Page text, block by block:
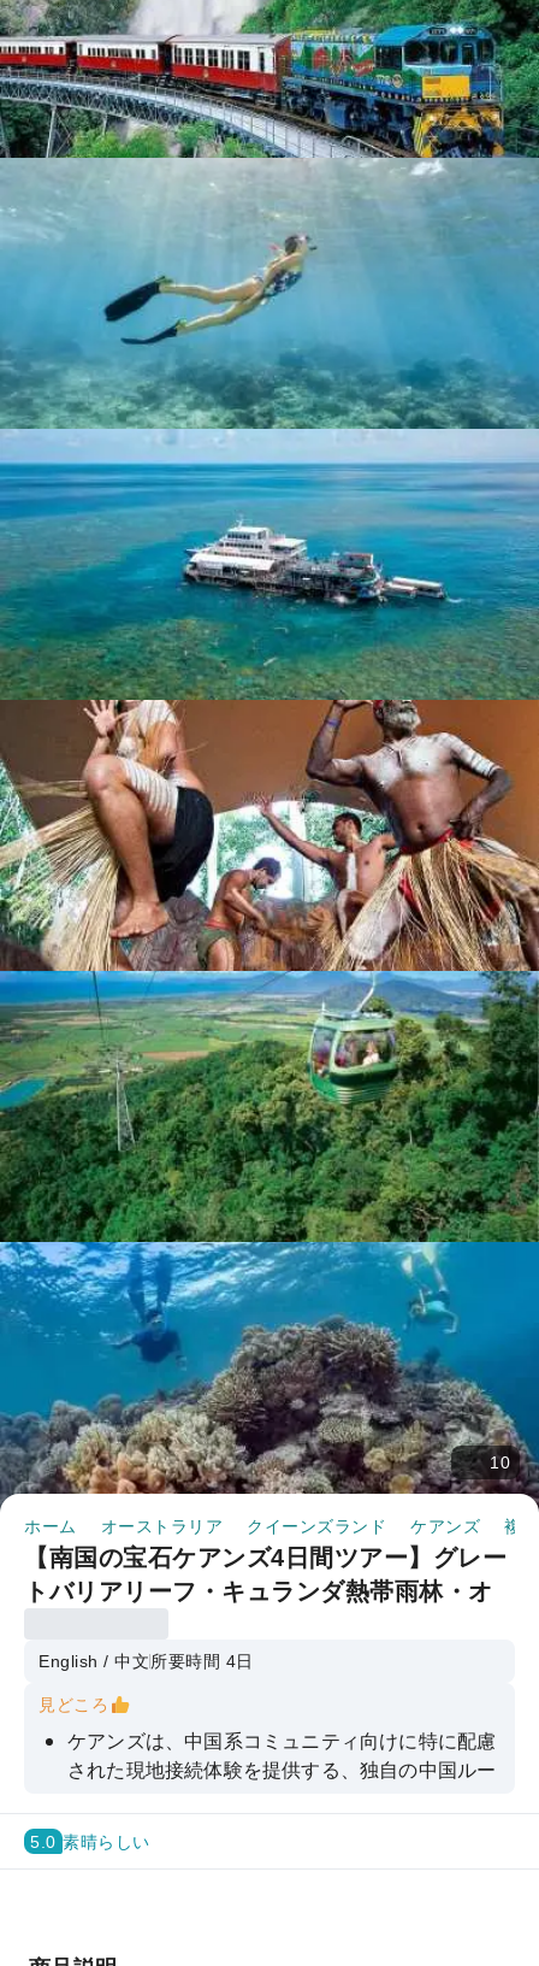
10
ホーム オーストラリア クイーンズランド ケアンズ 複
【南国の宝石ケアンズ4日間ツアー】グレー
トバリアリーフ・キュランダ熱帯雨林・オ
ークルーズ
English / 中文所要時間 4日
見どころ
ケアンズは、中国系コミュニティ向けに特に配慮
された現地接続体験を提供する、独自の中国ルー
「サンラバー」クルーズでは、ムーアリーフの外
側を巡り、キュランダ熱帯雨林を探索します。オ
して、後悔のない旅をお過ごしください！
5.0 素晴らしい